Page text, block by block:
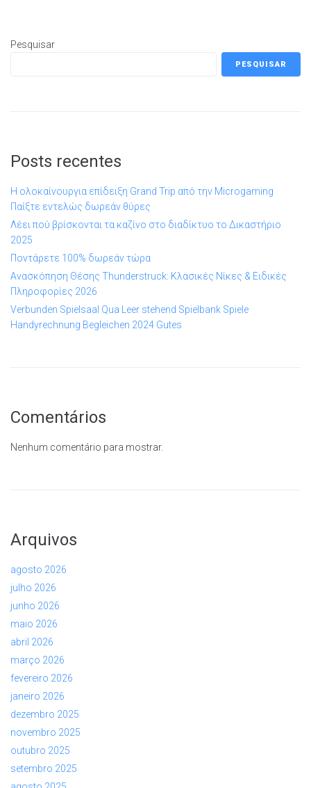
Pesquisar
PESQUISAR
Posts recentes
Η ολοκαίνουργια επίδειξη Grand Trip από την Microgaming
Παίξτε εντελώς δωρεάν θύρες
Λέει πού βρίσκονται τα καζίνο στο διαδίκτυο το Δικαστήριο
2025
Ποντάρετε 100% δωρεάν τώρα
Ανασκόπηση Θέσης Thunderstruck: Κλασικές Νίκες & Ειδικές
Πληροφορίες 2026
Verbunden Spielsaal Qua Leer stehend Spielbank Spiele
Handyrechnung Begleichen 2024 Gutes
Comentários
Nenhum comentário para mostrar.
Arquivos
agosto 2026
julho 2026
junho 2026
maio 2026
abril 2026
março 2026
fevereiro 2026
janeiro 2026
dezembro 2025
novembro 2025
outubro 2025
setembro 2025